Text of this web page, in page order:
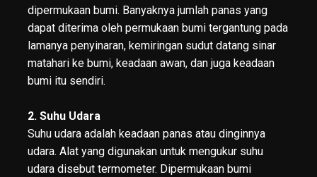
dipermukaan bumi. Banyaknya jumlah panas yang
dapat diterima oleh permukaan bumi tergantung pada
lamanya penyinaran, kemiringan sudut datang sinar
matahari ke bumi, keadaan awan, dan juga keadaan
bumi itu sendiri.
2. Suhu Udara
Suhu udara adalah keadaan panas atau dinginnya
udara. Alat yang digunakan untuk mengukur suhu
udara disebut termometer. Dipermukaan bumi